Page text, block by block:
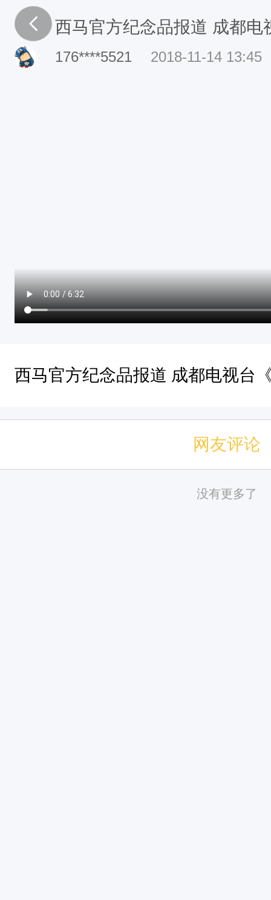
西马官方纪念品报道 成都电
176****5521 2018-11-14 13:45
西马官方纪念品报道 成都电视台
网友评论
没有更多了